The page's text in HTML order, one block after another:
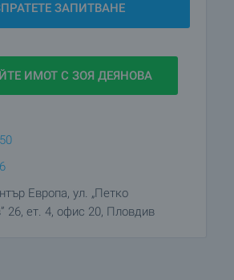
ЗАПИТВАНЕ
ПРОДАЙТЕ ИМОТ С ЗОЯ ДЕЯНОВА
Европа, ул. „Петко
26, ет. 4, офис 20, Пловдив